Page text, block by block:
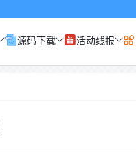
源码下载 活动线报